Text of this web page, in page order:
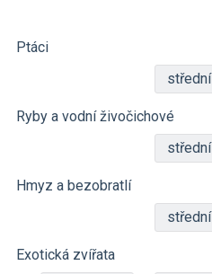
Ptáci
střední
Ryby a vodní živočichové
střední
Hmyz a bezobratlí
střední
Exotická zvířata